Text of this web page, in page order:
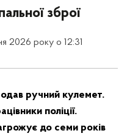
зброї
2026 року о 12:31
ручний кулемет.
поліції.
до семи років